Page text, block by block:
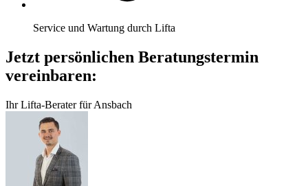
Service und Wartung durch Lifta
Jetzt persönlichen Beratungstermin
vereinbaren:
Ihr Lifta-Berater für Ansbach